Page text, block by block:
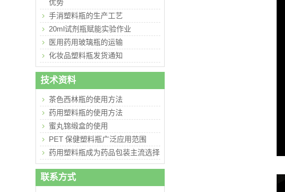
优势
手消塑料瓶的生产工艺
20ml试剂瓶赋能实验作业
医用药用玻璃瓶的运输
化妆品塑料瓶发货通知
技术资料
茶色西林瓶的使用方法
药用塑料瓶的使用方法
蜜丸锦缎盒的使用
PET 保健塑料瓶广泛应用范围
药用塑料瓶成为药品包装主流选择
联系方式